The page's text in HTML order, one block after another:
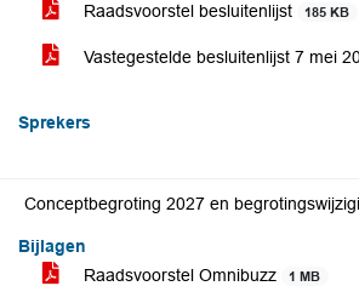
Raadsvoorstel besluitenlijst
185 KB
Vastegestelde besluitenlijst 7 mei
Sprekers
Conceptbegroting 2027 en
Bijlagen
Raadsvoorstel Omnibuzz
1 MB